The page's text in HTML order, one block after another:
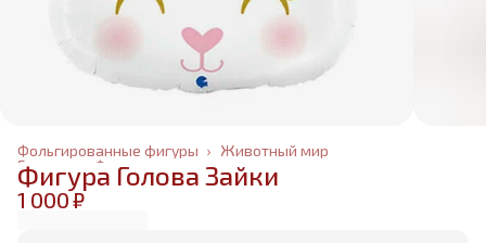
Животный мир
Фольгированные фигуры ›
Фольгированные шары
Главная
Фигура Голова Зайки
1 000 ₽